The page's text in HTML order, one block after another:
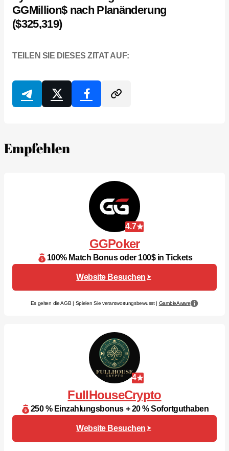
GGMillion$ nach Planänderung
($325,319)
TEILEN SIE DIESES ZITAT AUF:
Empfehlen
4.7
GGPoker
100% Match Bonus oder 100$ in Tickets
Website Besuchen
Es gelten die AGB | Spielen Sie verantwortungsbewusst | GambleAware
4
FullHouseCrypto
250 % Einzahlungsbonus + 20 % Sofortguthaben
Website Besuchen